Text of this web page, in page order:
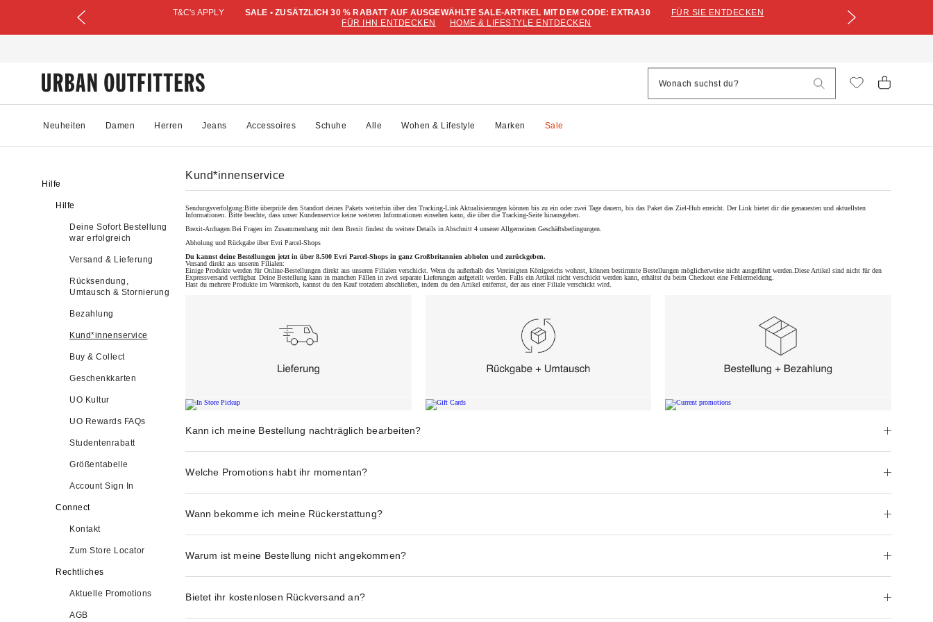
T&C's APPLY SALE • ZUSÄTZLICH 30 % RABATT AUF AUSGEWÄHLTE SALE-ARTIKEL MIT DEM CODE: EXTRA30
FÜR SIE ENTDECKEN
FÜR IHN ENTDECKEN
HOME & LIFESTYLE ENTDECKEN
Neuheiten Damen Herren Jeans Accessoires Schuhe Alle Wohen & Lifestyle Marken Sale
Hilfe
Hilfe
Deine Sofort Bestellung
war erfolgreich
Versand & Lieferung
Rücksendung,
Umtausch & Stornierung
Bezahlung
Kund*innenservice
Buy & Collect
Geschenkkarten
UO Kultur
UO Rewards FAQs
Studentenrabatt
Größentabelle
Account Sign In
Connect
Kontakt
Zum Store Locator
Rechtliches
Aktuelle Promotions
AGB
Kund*innenservice
Sendungsverfolgung:Bitte überprüfe den Standort deines Pakets weiterhin über den Tracking-Link Aktualisierungen können bis zu ein oder zwei Tage dauern, bis das Paket das Ziel-Hub erreicht. Der Link bietet dir die genauesten und aktuellsten
Informationen. Bitte beachte, dass unser Kundenservice keine weiteren Informationen einsehen kann, die über die Tracking-Seite hinausgehen.
Brexit-Anfragen:Bei Fragen im Zusammenhang mit dem Brexit findest du weitere Details in Abschnitt 4 unserer Allgemeinen Geschäftsbedingungen.
Abholung und Rückgabe über Evri Parcel-Shops
Du kannst deine Bestellungen jetzt in über 8.500 Evri Parcel-Shops in ganz Großbritannien abholen und zurückgeben.
Versand direkt aus unseren Filialen:
Einige Produkte werden für Online-Bestellungen direkt aus unseren Filialen verschickt. Wenn du außerhalb des Vereinigten Königreichs wohnst, können bestimmte Bestellungen möglicherweise nicht ausgeführt werden.Diese Artikel sind nicht für den
Expressversand verfügbar. Deine Bestellung kann in manchen Fällen in zwei separate Lieferungen aufgeteilt werden. Falls ein Artikel nicht verschickt werden kann, erhältst du beim Checkout eine Fehlermeldung.
Hast du mehrere Produkte im Warenkorb, kannst du den Kauf trotzdem abschließen, indem du den Artikel entfernst, der aus einer Filiale verschickt wird.
Kann ich meine Bestellung nachträglich bearbeiten?
Welche Promotions habt ihr momentan?
Wann bekomme ich meine Rückerstattung?
Warum ist meine Bestellung nicht angekommen?
Bietet ihr kostenlosen Rückversand an?